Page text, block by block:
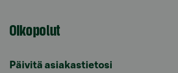
Oikopolut
Päivitä asiakastietosi